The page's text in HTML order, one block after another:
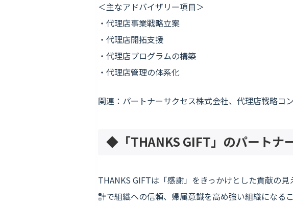
＜主なアドバイザリー項目＞
・代理店事業戦略立案
・代理店開拓支援
・代理店プログラムの構築
・代理店管理の体系化
関連：パートナーサクセス株式会社、代理店戦略コ
◆「THANKS GIFT」のパートナ
THANKS GIFTは「感謝」をきっかけとした貢献の
計で組織への信頼、帰属意識を高め強い組織になるこ